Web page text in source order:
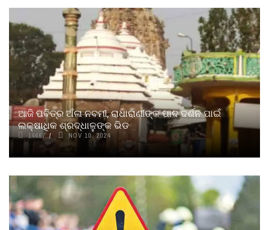
ଆଜି ପବିତ୍ର ଅଁଳା ନବମୀ, ରାଧାରାଣୀଙ୍କ ପାଦ ଦର୍ଶନ ପାଇଁ
ଲକ୍ଷାଧିକ ଶ୍ରଦ୍ଧାଳୁଙ୍କ ଭିଡ
14667 NOV 10, 2024